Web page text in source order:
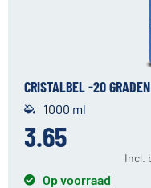
CRISTALBEL -20
1000 ml
3.65
Incl.
Op voorraad